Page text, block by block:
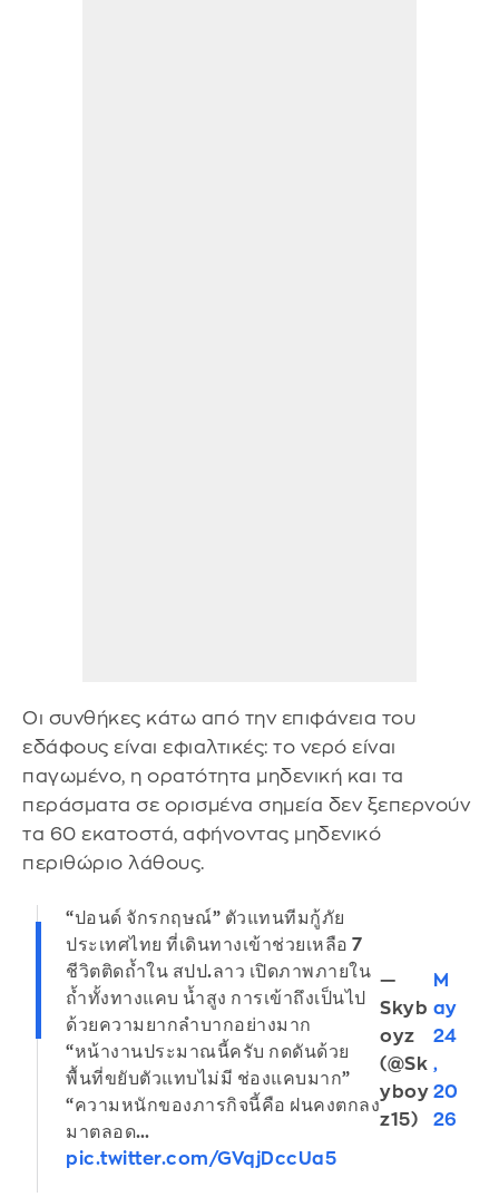
Οι συνθήκες κάτω από την επιφάνεια του
εδάφους είναι εφιαλτικές: το νερό είναι
παγωμένο, η ορατότητα μηδενική και τα
περάσματα σε ορισμένα σημεία δεν ξεπερνούν
τα 60 εκατοστά, αφήνοντας μηδενικό
περιθώριο λάθους.
“ปอนด์ จักรกฤษณ์” ตัวแทนทีมกู้ภัย
ประเทศไทย ที่เดินทางเข้าช่วยเหลือ 7
ชีวิตติดถ้ำใน สปป.ลาว เปิดภาพภายใน
ถ้ำทั้งทางแคบ น้ำสูง การเข้าถึงเป็นไป
ด้วยความยากลำบากอย่างมาก
“หน้างานประมาณนี้ครับ กดดันด้วย
พื้นที่ขยับตัวแทบไม่มี ช่องแคบมาก”
“ความหนักของภารกิจนี้คือ ฝนคงตกลง
มาตลอด…
pic.twitter.com/GVqjDccUa5
—
Skyb
oyz
(@Sk
yboy
z15)
M
ay
24
,
20
26